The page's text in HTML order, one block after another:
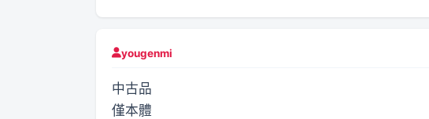
yougenmi
中古品
僅本體